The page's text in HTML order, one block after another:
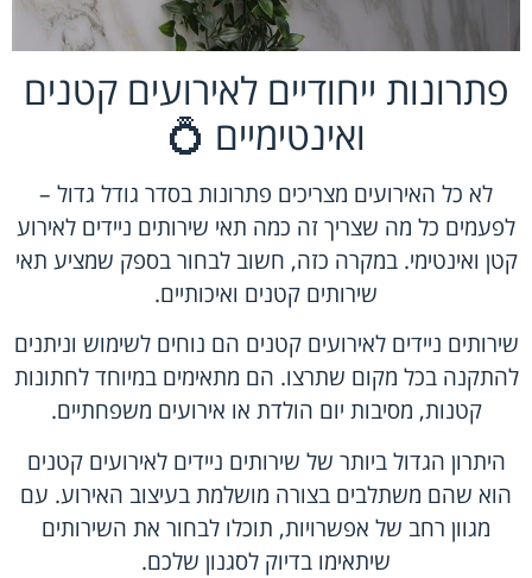
פתרונות ייחודיים לאירועים קטנים
ואינטימיים 💍
לא כל האירועים מצריכים פתרונות בסדר גודל גדול –
לפעמים כל מה שצריך זה כמה תאי שירותים ניידים לאירוע
קטן ואינטימי. במקרה כזה, חשוב לבחור בספק שמציע תאי
שירותים קטנים ואיכותיים.
שירותים ניידים לאירועים קטנים הם נוחים לשימוש וניתנים
להתקנה בכל מקום שתרצו. הם מתאימים במיוחד לחתונות
קטנות, מסיבות יום הולדת או אירועים משפחתיים.
היתרון הגדול ביותר של שירותים ניידים לאירועים קטנים
הוא שהם משתלבים בצורה מושלמת בעיצוב האירוע. עם
מגוון רחב של אפשרויות, תוכלו לבחור את השירותים
שיתאימו בדיוק לסגנון שלכם.